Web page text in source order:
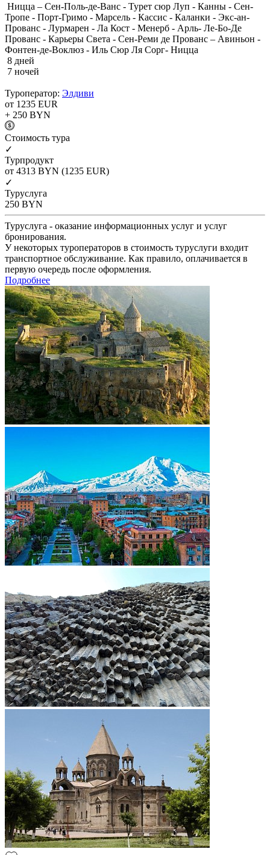
Ницца – Сен-Поль-де-Ванс - Турет сюр Луп - Канны - Сен-
Тропе - Порт-Гримо - Марсель - Кассис - Каланки - Экс-ан-
Прованс - Лурмарен - Ла Кост - Менерб - Арль- Ле-Бо-Де
Прованс - Карьеры Света - Сен-Реми де Прованс – Авиньон -
Фонтен-де-Воклюз - Иль Сюр Ля Сорг- Ницца
8 дней
7 ночей
Туроператор: Элдиви
от 1235 EUR
+ 250 BYN
Cтоимость тура
✓
Турпродукт
от 4313 BYN (1235 EUR)
✓
Туруслуга
250 BYN
Туруслуга - оказание информационных услуг и услуг
бронирования.
У некоторых туроператоров в стоимость туруслуги входит
транспортное обслуживание. Как правило, оплачивается в
первую очередь после оформления.
Подробнее